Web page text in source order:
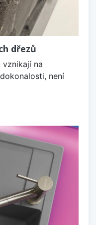
dřezů
na
není